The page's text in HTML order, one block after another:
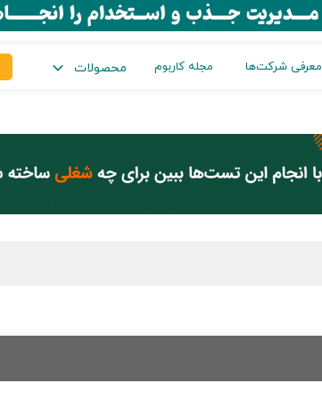
معرفی شرکت‌ها مجله کاربوم محصولات